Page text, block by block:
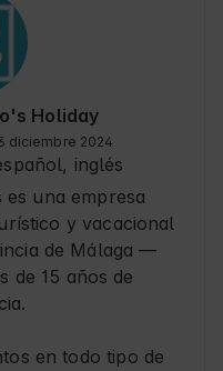
de la
verdes que
Además, la
local y
experiencia de
Holiday
diciembre 2024
inglés
una empresa
y vacacional
de Málaga —
de 15 años de
en todo tipo de